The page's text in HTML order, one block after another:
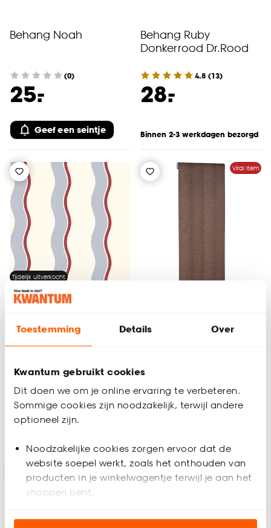
Toestemming Details Over
Kwantum gebruikt cookies
Dit doen we om je online ervaring te verbeteren.
Sommige cookies zijn noodzakelijk, terwijl andere
optioneel zijn.
Noodzakelijke cookies zorgen ervoor dat de
website soepel werkt, zoals het onthouden van
producten in je winkelwagentje terwijl je aan het
shoppen bent.
Analytische cookies (optioneel) helpen ons de
Behang Noah
(0)
25.
-
Geef een seintje
Behang Ruby
Donkerrood Dr.Rood
4.8 (13)
28.
-
Binnen 2-3 werkdagen bezorgd
Tijdelijk uitverkocht
Behang Lewis
(0)
25.
-
Geef een seintje
Viral Item
Behang Steffie
31.-